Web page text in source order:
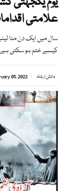
علامتی
سال میں ایک دن منا
کیسے ختم ہو سکتی ہے
دانش ارشاد 05, 2022